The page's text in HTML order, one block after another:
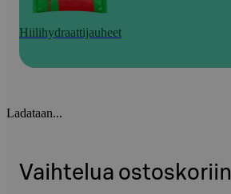
Hiilihydraattijauheet
Ladataan...
Vaihtelua ostoskoriin